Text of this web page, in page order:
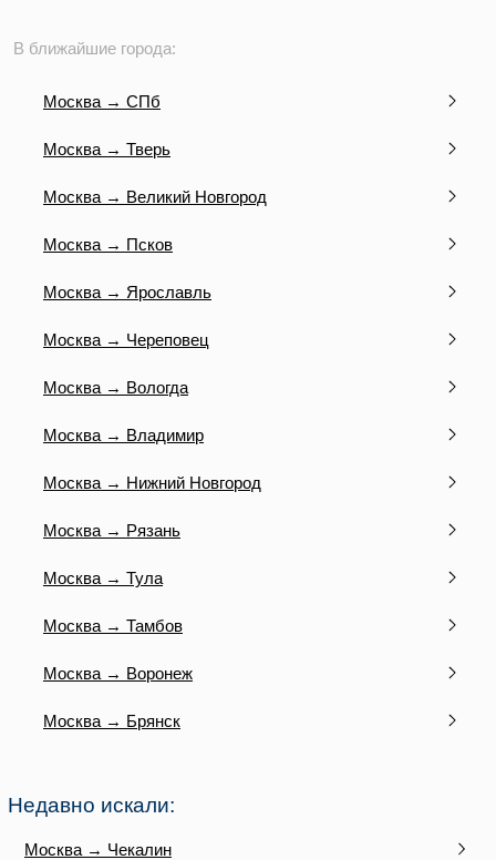
В ближайшие города:
Москва → СПб
Москва → Тверь
Москва → Великий Новгород
Москва → Псков
Москва → Ярославль
Москва → Череповец
Москва → Вологда
Москва → Владимир
Москва → Нижний Новгород
Москва → Рязань
Москва → Тула
Москва → Тамбов
Москва → Воронеж
Москва → Брянск
Недавно искали:
Москва → Чекалин